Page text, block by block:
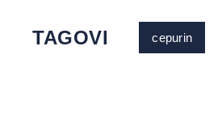
TAGOVI cepurin